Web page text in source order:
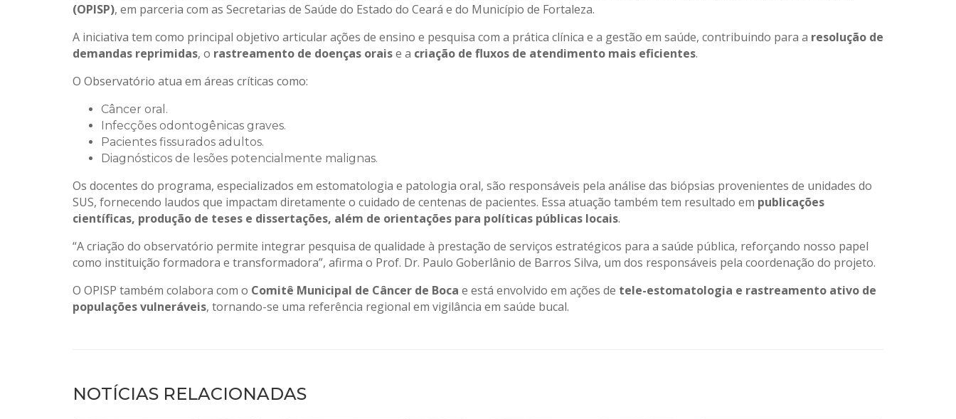
(OPISP), em parceria com as Secretarias de Saúde do Estado do Ceará e do Município de Fortaleza.
A iniciativa tem como principal objetivo articular ações de ensino e pesquisa com a prática clínica e a gestão em saúde, contribuindo para a resolução de
demandas reprimidas, o rastreamento de doenças oraise a criação de fluxos de atendimento mais eficientes.
O Observatório atua em áreas críticas como:
Câncer oral.
Infecções odontogênicas graves.
Pacientes fissurados adultos.
Diagnósticos de lesões potencialmente malignas.
Os docentes do programa, especializados em estomatologia e patologia oral, são responsáveis pela análise das biópsias provenientes de unidades do
SUS, fornecendo laudos que impactam diretamente o cuidado de centenas de pacientes. Essa atuação também tem resultado em publicações
científicas, produção de teses e dissertações, além de orientações para políticas públicas locais.
“A criação do observatório permite integrar pesquisa de qualidade à prestação de serviços estratégicos para a saúde pública, reforçando nosso papel
como instituição formadora e transformadora”, afirma o Prof. Dr. Paulo Goberlânio de Barros Silva, um dos responsáveis pela coordenação do projeto.
O OPISP também colabora com o Comitê Municipal de Câncer de Boca e está envolvido em ações de tele-estomatologia e rastreamento ativo de
populações vulneráveis, tornando-se uma referência regional em vigilância em saúde bucal.
NOTÍCIAS RELACIONADAS